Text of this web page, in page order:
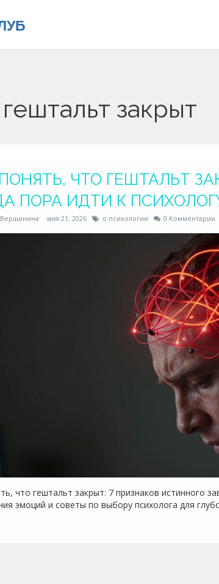
закрыт
ЧТО ГЕШТАЛЬТ
ПОРА ИДТИ К
Вершинина мая 21, 2026 о психологии 0 Комментарии
что гештальт закрыт: 7 признаков истинного
эмоций и советы по выбору психолога для